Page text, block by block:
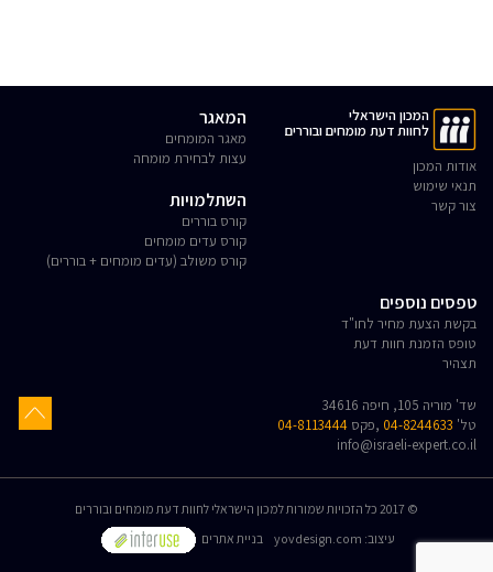
המכון הישראלי
לחוות דעת מומחים ובוררים
אודות המכון
תנאי שימוש
צור קשר
המאגר
מאגר המומחים
עצות לבחירת מומחה
השתלמויות
קורס בוררים
קורס עדים מומחים
קורס משולב (עדים מומחים + בוררים)
טפסים נוספים
בקשת הצעת מחיר לחו"ד
טופס הזמנת חוות דעת
תצהיר
שד' מוריה 105, חיפה 34616
טל' 04-8244633 ,פקס 04-8113444
info@israeli-expert.co.il
© 2017 כל הזכויות שמורות למכון הישראלי לחוות דעת מומחים ובוררים
בניית אתרים
yovdesign.com :עיצוב